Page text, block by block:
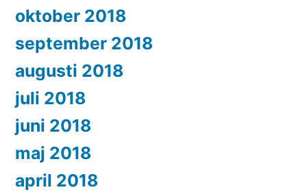
oktober 2018
september 2018
augusti 2018
juli 2018
juni 2018
maj 2018
april 2018